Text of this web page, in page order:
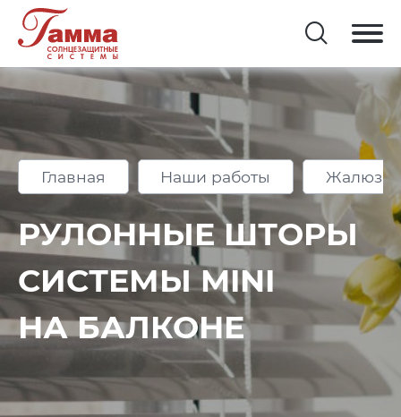
Главная Наши работы Жалюзи
РУЛОННЫЕ ШТОРЫ
СИСТЕМЫ MINI
НА БАЛКОНЕ